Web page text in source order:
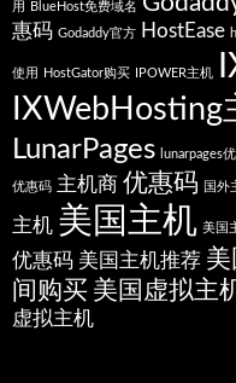
用 BlueHost免费域名
惠码 Godaddy官方 HostEase
使用 HostGator购买 IPOWER主机
IXWebHosting
LunarPages lunarpages
优惠码 主机商 优惠码 国外
主机 美国主机 美国
优惠码 美国主机推荐
间购买 美国虚拟主
虚拟主机